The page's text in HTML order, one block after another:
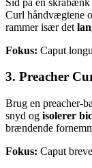
Curl håndvægtene
rammer især det
Fokus: Caput
3. Preacher
Brug en preacher-
snyd og isolerer
brændende
Fokus: Caput